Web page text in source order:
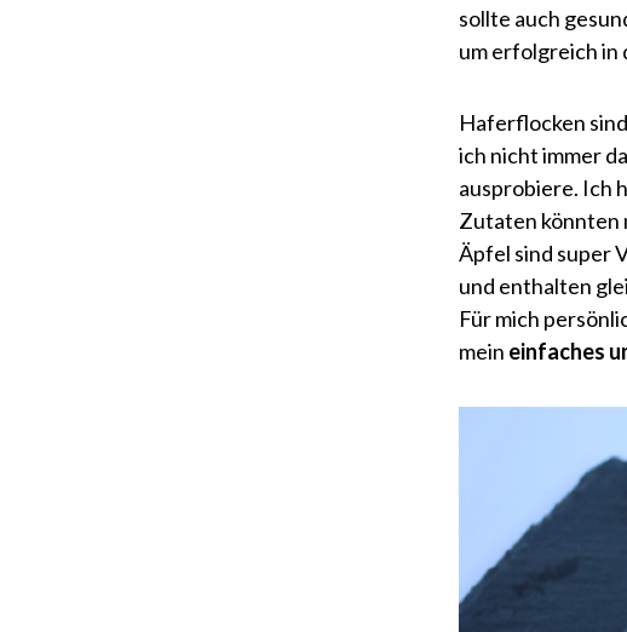
sollte auch
um erfolgreich in
Haferflocken
ich nicht immer
ausprobiere. Ich
Zutaten könnten
Äpfel sind super
und enthalten
Für mich
mein einfaches